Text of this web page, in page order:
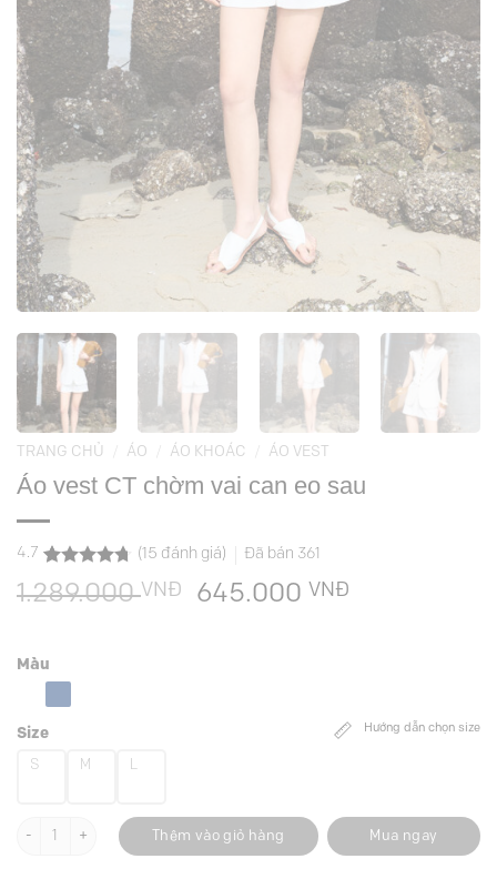
TRANG CHỦ ÁO ÁO KHOÁC ÁO VEST
Áo vest CT chờm vai can eo sau
4.7
4.7 trên 5
dựa trên
15
(15 đánh giá) Đã bán 361
1.289.000VNĐ
Giá
645.000 VNĐ
Hướng dẫn chọn size
Màu
Size
S M L
Áo vest CT chờm vai can eo sau số lượng
Thêm vào giỏ hàng Mua ngay